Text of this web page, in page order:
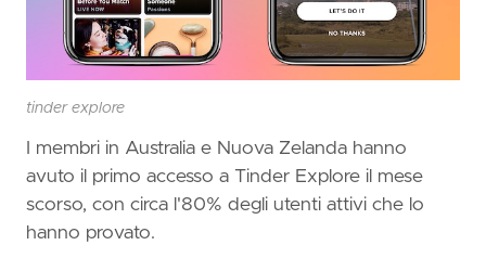
tinder explore
I membri in Australia e Nuova Zelanda hanno
avuto il primo accesso a Tinder Explore il mese
scorso, con circa l'80% degli utenti attivi che lo
hanno provato.